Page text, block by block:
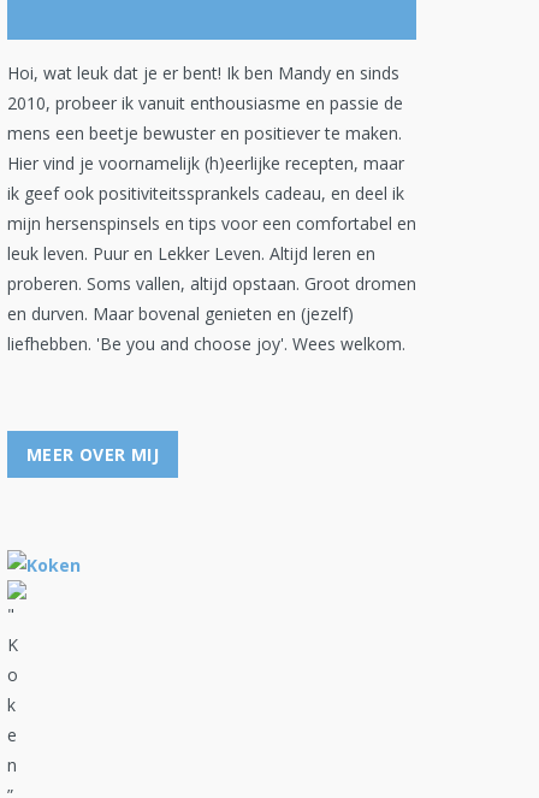
Hoi, wat leuk dat je er bent! Ik ben Mandy en sinds
2010, probeer ik vanuit enthousiasme en passie de
mens een beetje bewuster en positiever te maken.
Hier vind je voornamelijk (h)eerlijke recepten, maar
ik geef ook positiviteitssprankels cadeau, en deel ik
mijn hersenspinsels en tips voor een comfortabel en
leuk leven. Puur en Lekker Leven. Altijd leren en
proberen. Soms vallen, altijd opstaan. Groot dromen
en durven. Maar bovenal genieten en (jezelf)
liefhebben. 'Be you and choose joy'. Wees welkom.
MEER OVER MIJ